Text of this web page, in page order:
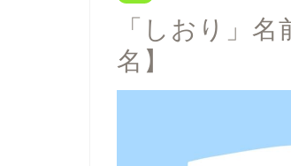
「しおり」
名】